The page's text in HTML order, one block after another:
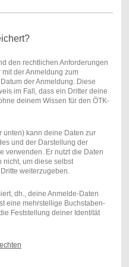
den rechtlichen Anforderungen
der Anmeldung zum
der Anmeldung. Diese
im Fall, dass ein Dritter deine
deinem Wissen für den ÖTK-
unten) kann deine Daten zur
und der Darstellung der
verwenden. Er nutzt die Daten
nicht, um diese selbst
weiterzugeben.
dh., deine Anmelde-Daten
eine mehrstellige Buchstaben-
Feststellung deiner Identität